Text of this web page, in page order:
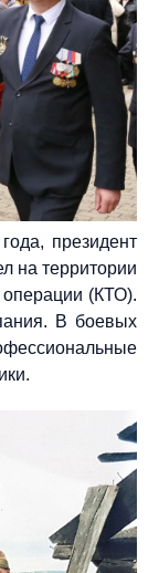
президент
на территории
операции (КТО).
В боевых